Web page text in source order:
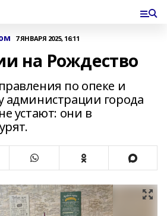
7 ЯНВАРЯ 2025, 16:11
на Рождество
по опеке и
администрации города
устают: они в